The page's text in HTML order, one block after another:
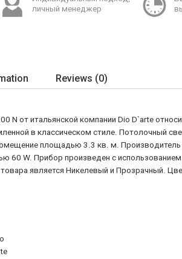
личный менеджер
Reviews (0)
N от итальянской компании Dio D`arte
в классическом стиле. Потолочный
площадью 3.3 кв. м. Производитель
60 W. Прибор произведен с
является Никелевый и Прозрачный.